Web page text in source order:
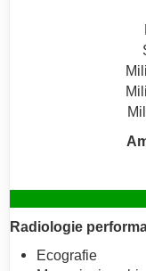
Radiologie
Ecografie